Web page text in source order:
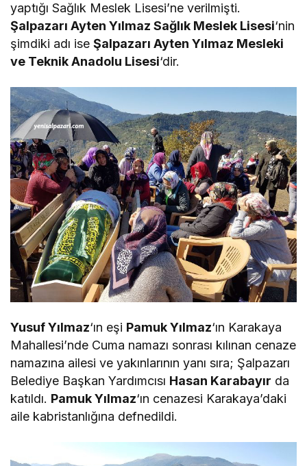
yaptığı Sağlık Meslek Lisesi’ne verilmişti.
Şalpazarı Ayten Yılmaz Sağlık Meslek Lisesi‘nin
şimdiki adı iseŞalpazarı Ayten Yılmaz Mesleki
ve Teknik Anadolu Lisesi‘dir.
Yusuf Yılmaz‘ın eşi Pamuk Yılmaz‘ın Karakaya
Mahallesi’nde Cuma namazı sonrası kılınan cenaze
namazına ailesi ve yakınlarının yanı sıra; Şalpazarı
Belediye Başkan Yardımcısı Hasan Karabayır da
katıldı. Pamuk Yılmaz‘ın cenazesi Karakaya’daki
aile kabristanlığına defnedildi.